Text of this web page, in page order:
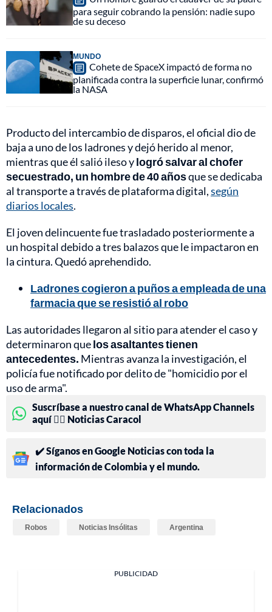
para seguir cobrando la pensión: nadie supo
de su deceso
MUNDO
Cohete de SpaceX impactó de forma no
planificada contra la superficie lunar, confirmó
la NASA
Producto del intercambio de disparos, el oficial dio de
baja a uno de los ladrones y dejó herido al menor,
mientras que él salió ileso ylogró salvar al chofer
secuestrado, un hombre de 40 añosque se dedicaba
al transporte a través de plataforma digital,según
diarios locales.
El joven delincuente fue trasladado posteriormente a
un hospital debido a tres balazos que le impactaron en
la cintura. Quedó aprehendido.
Ladrones cogieron a puños a empleada de una
farmacia que se resistió al robo
Las autoridades llegaron al sitio para atender el caso y
determinaron quelos asaltantes tienen
antecedentes. Mientras avanza la investigación, el
policía fue notificado por delito de "homicidio por el
uso de arma".
Suscríbase a nuestro canal de WhatsApp Channels
aquí 👉🏻 Noticias Caracol
✔️ Síganos en Google Noticias con toda la
información de Colombia y el mundo.
Relacionados
Robos Noticias Insólitas Argentina
PUBLICIDAD